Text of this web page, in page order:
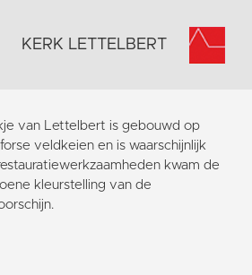
KERK LETTELBERT
van Lettelbert is gebouwd op
veldkeien en is waarschijnlijk
kwam de
kleurstelling van de